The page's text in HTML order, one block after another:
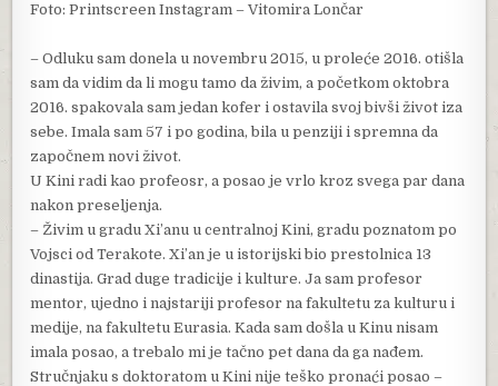
Foto: Printscreen Instagram – Vitomira Lončar
– Odluku sam donela u novembru 2015, u proleće 2016. otišla
sam da vidim da li mogu tamo da živim, a početkom oktobra
2016. spakovala sam jedan kofer i ostavila svoj bivši život iza
sebe. Imala sam 57 i po godina, bila u penziji i spremna da
započnem novi život.
U Kini radi kao profeosr, a posao je vrlo kroz svega par dana
nakon preseljenja.
– Živim u gradu Xi’anu u centralnoj Kini, gradu poznatom po
Vojsci od Terakote. Xi’an je u istorijski bio prestolnica 13
dinastija. Grad duge tradicije i kulture. Ja sam profesor
mentor, ujedno i najstariji profesor na fakultetu za kulturu i
medije, na fakultetu Eurasia. Kada sam došla u Kinu nisam
imala posao, a trebalo mi je tačno pet dana da ga nađem.
Stručnjaku s doktoratom u Kini nije teško pronaći posao –